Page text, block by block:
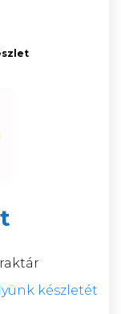
készletét